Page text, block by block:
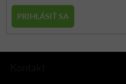
PRIHLÁSIŤ SA
Z